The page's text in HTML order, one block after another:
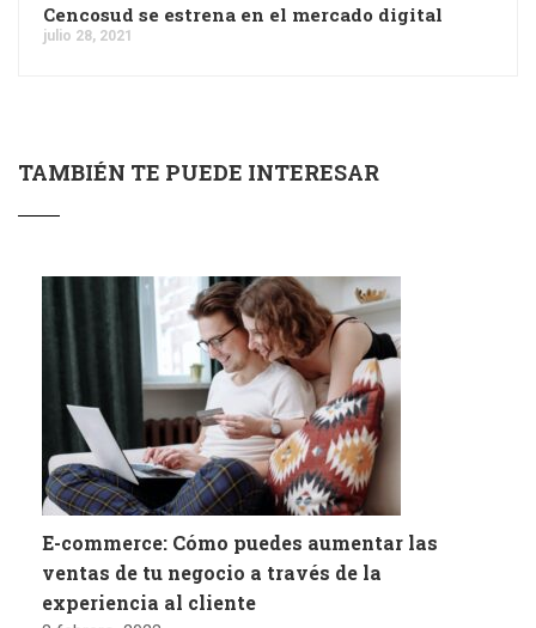
Cencosud se estrena en el mercado digital
julio 28, 2021
TAMBIÉN TE PUEDE INTERESAR
E-commerce: Cómo puedes aumentar las
ventas de tu negocio a través de la
experiencia al cliente